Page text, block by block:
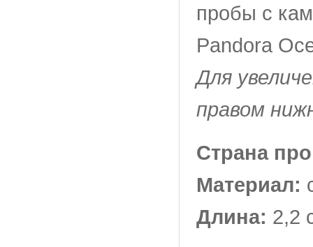
пробы с
Pandora
Для
правом
Страна
Материал:
Длина: 2,2